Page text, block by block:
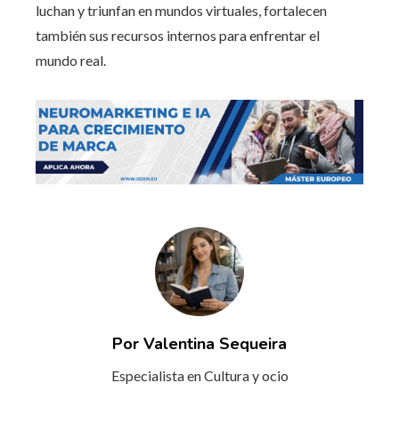
luchan y triunfan en mundos virtuales, fortalecen
también sus recursos internos para enfrentar el
mundo real.
Por Valentina Sequeira
Especialista en Cultura y ocio